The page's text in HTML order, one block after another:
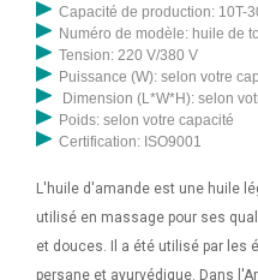
Capacité de production: 10T-
Numéro de modèle: huile de
Tension: 220 V/380 V
Puissance (W): selon votre
Dimension (L*W*H): selon
Poids: selon votre capacité
Certification: ISO9001
L'huile d'amande est une huile
utilisé en massage pour ses
et douces. Il a été utilisé par les
persane et ayurvédique. Dans